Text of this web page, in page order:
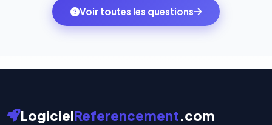
votre historique.
monde. Vos données bancaires ne transitent jamais
par nos serveurs — elles sont gérées directement et
Voir toutes les questions
LogicielReferencement.com